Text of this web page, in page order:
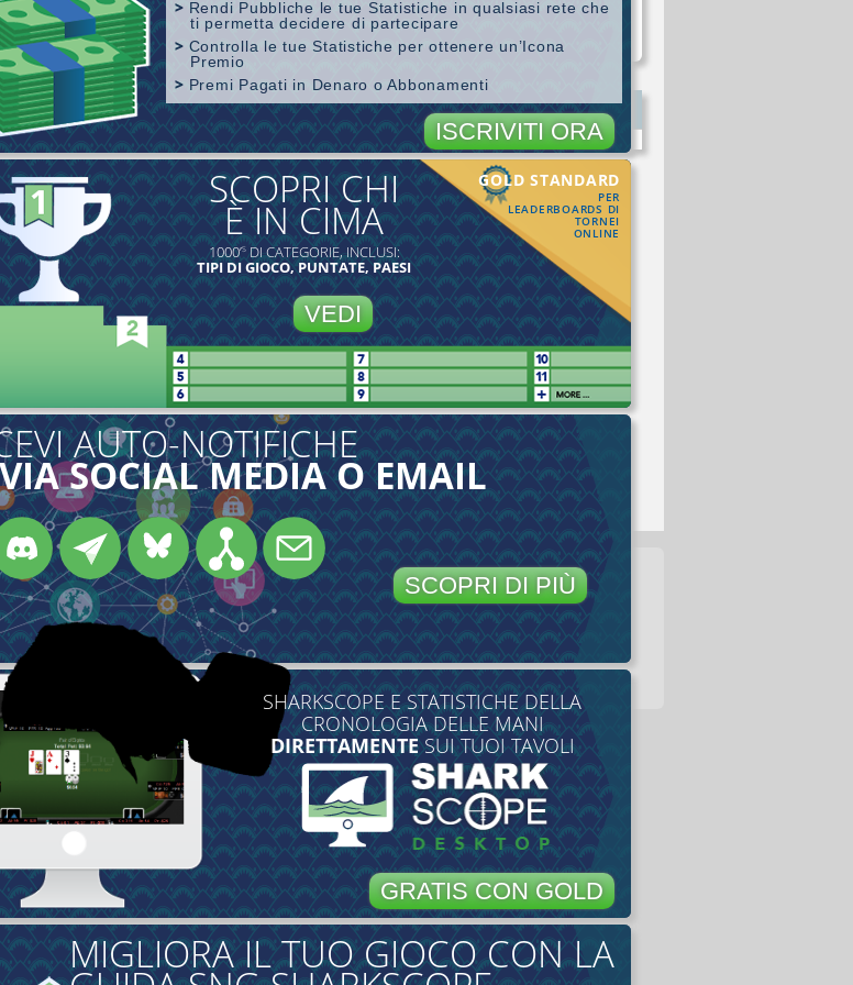
Rendi Pubbliche le tue Statistiche in qualsiasi rete che
ti permetta decidere di partecipare
Controlla le tue Statistiche per ottenere un’Icona
Premio
Premi Pagati in Denaro o Abbonamenti
ISCRIVITI ORA
GOLD STANDARD
PER
LEADERBOARDS DI
TORNEI
ONLINE
SCOPRI CHI
È IN CIMA
1000’SDI CATEGORIE, INCLUSI:
TIPI DI GIOCO, PUNTATE, PAESI
VEDI
AUTO-NOTIFICHE
VIA SOCIAL MEDIA O EMAIL
SCOPRI DI PIÙ
SHARKSCOPE E STATISTICHE DELLA
CRONOLOGIA DELLE MANI
DIRETTAMENTESUI TUOI TAVOLI
GRATIS CON GOLD
MIGLIORA IL TUO GIOCO CON LA
di SharkScope